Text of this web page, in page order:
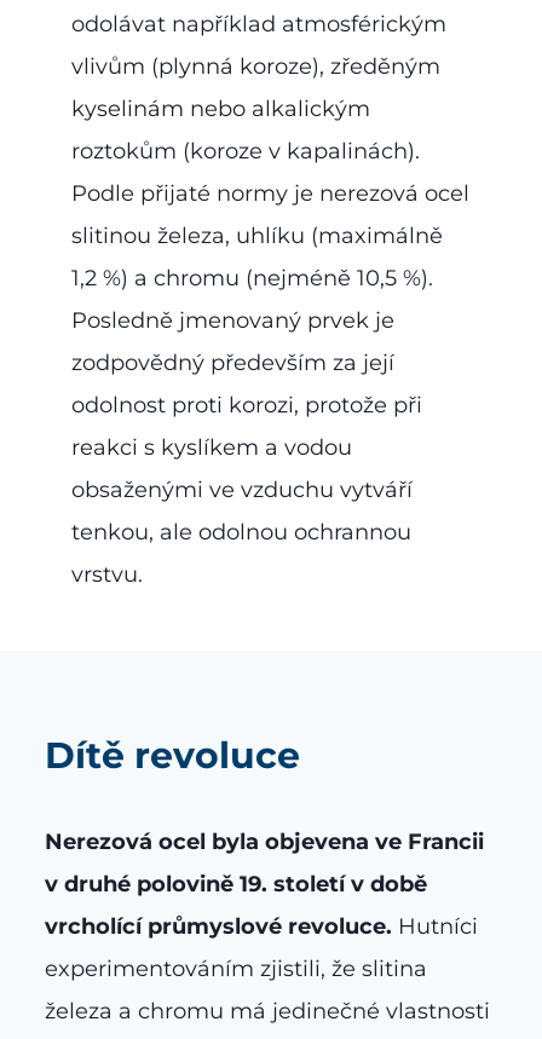
odolávat například atmosférickým
vlivům (plynná koroze), zředěným
kyselinám nebo alkalickým
roztokům (koroze v kapalinách).
Podle přijaté normy je nerezová ocel
slitinou železa, uhlíku (maximálně
1,2 %) a chromu (nejméně 10,5 %).
Posledně jmenovaný prvek je
zodpovědný především za její
odolnost proti korozi, protože při
reakci s kyslíkem a vodou
obsaženými ve vzduchu vytváří
tenkou, ale odolnou ochrannou
vrstvu.
Dítě revoluce
Nerezová ocel byla objevena ve Francii
v druhé polovině 19. století v době
vrcholící průmyslové revoluce. Hutníci
experimentováním zjistili, že slitina
železa a chromu má jedinečné vlastnosti